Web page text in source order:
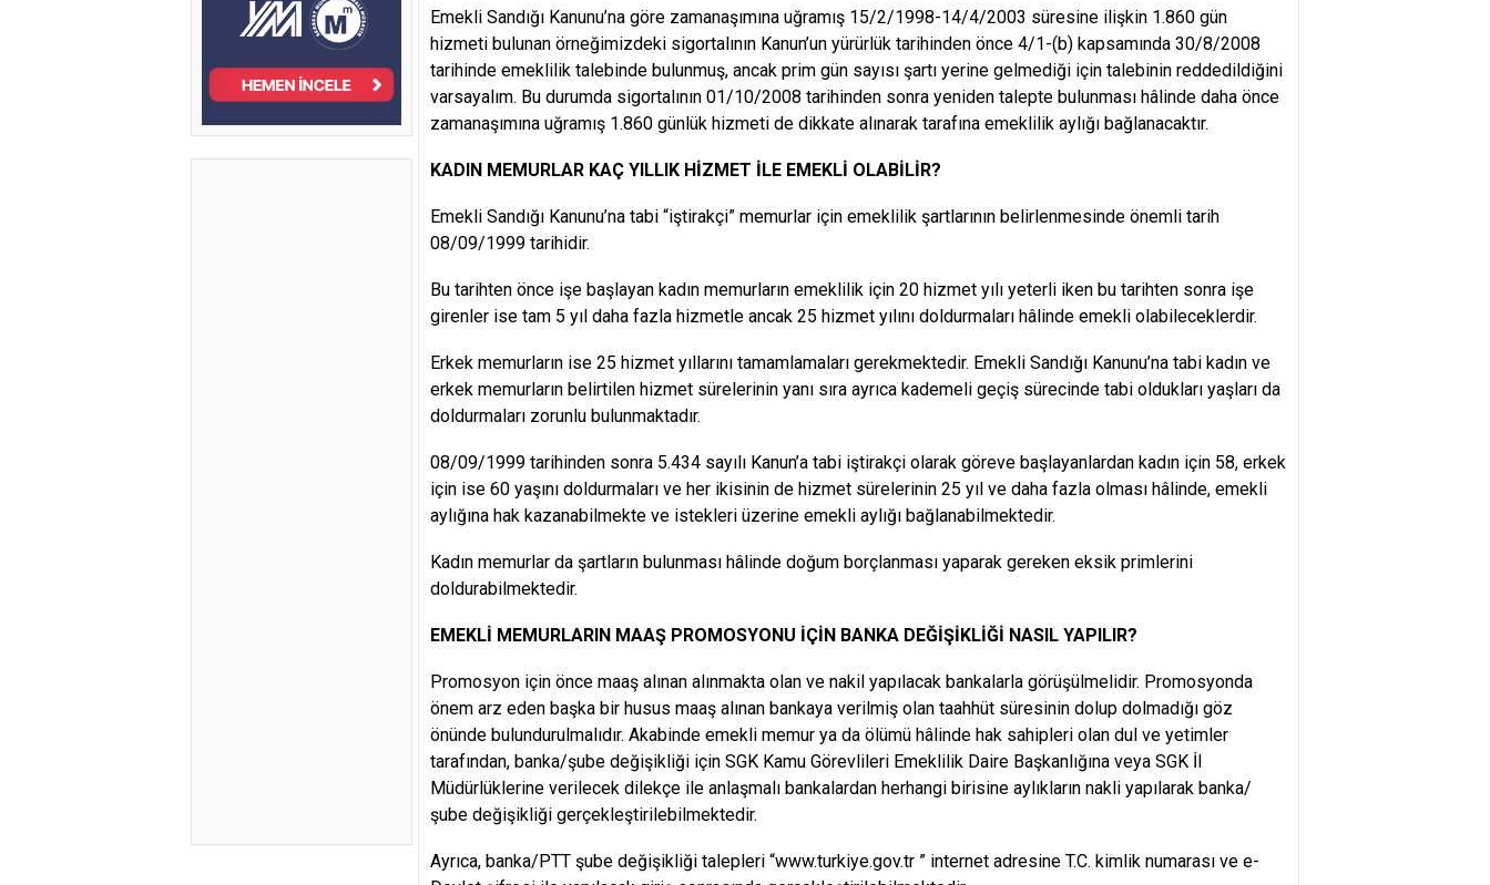
Emekli Sandığı Kanunu’na göre zamanaşımına uğramış 15/2/1998-14/4/2003 süresine ilişkin 1.860 gün
hizmeti bulunan örneğimizdeki sigortalının Kanun’un yürürlük tarihinden önce 4/1-(b) kapsamında 30/8/2008
tarihinde emeklilik talebinde bulunmuş, ancak prim gün sayısı şartı yerine gelmediği için talebinin reddedildiğini
varsayalım. Bu durumda sigortalının 01/10/2008 tarihinden sonra yeniden talepte bulunması hâlinde daha önce
zamanaşımına uğramış 1.860 günlük hizmeti de dikkate alınarak tarafına emeklilik aylığı bağlanacaktır.
KADIN MEMURLAR KAÇ YILLIK HİZMET İLE EMEKLİ OLABİLİR?
Emekli Sandığı Kanunu’na tabi “iştirakçi” memurlar için emeklilik şartlarının belirlenmesinde önemli tarih
08/09/1999 tarihidir.
Bu tarihten önce işe başlayan kadın memurların emeklilik için 20 hizmet yılı yeterli iken bu tarihten sonra işe
girenler ise tam 5 yıl daha fazla hizmetle ancak 25 hizmet yılını doldurmaları hâlinde emekli olabileceklerdir.
Erkek memurların ise 25 hizmet yıllarını tamamlamaları gerekmektedir. Emekli Sandığı Kanunu’na tabi kadın ve
erkek memurların belirtilen hizmet sürelerinin yanı sıra ayrıca kademeli geçiş sürecinde tabi oldukları yaşları da
doldurmaları zorunlu bulunmaktadır.
08/09/1999 tarihinden sonra 5.434 sayılı Kanun’a tabi iştirakçi olarak göreve başlayanlardan kadın için 58, erkek
için ise 60 yaşını doldurmaları ve her ikisinin de hizmet sürelerinin 25 yıl ve daha fazla olması hâlinde, emekli
aylığına hak kazanabilmekte ve istekleri üzerine emekli aylığı bağlanabilmektedir.
Kadın memurlar da şartların bulunması hâlinde doğum borçlanması yaparak gereken eksik primlerini
doldurabilmektedir.
EMEKLİ MEMURLARIN MAAŞ PROMOSYONU İÇİN BANKA DEĞİŞİKLİĞİ NASIL YAPILIR?
Promosyon için önce maaş alınan alınmakta olan ve nakil yapılacak bankalarla görüşülmelidir. Promosyonda
önem arz eden başka bir husus maaş alınan bankaya verilmiş olan taahhüt süresinin dolup dolmadığı göz
önünde bulundurulmalıdır. Akabinde emekli memur ya da ölümü hâlinde hak sahipleri olan dul ve yetimler
tarafından, banka/şube değişikliği için SGK Kamu Görevlileri Emeklilik Daire Başkanlığına veya SGK İl
Müdürlüklerine verilecek dilekçe ile anlaşmalı bankalardan herhangi birisine aylıkların nakli yapılarak banka/
şube değişikliği gerçekleştirilebilmektedir.
Ayrıca, banka/PTT şube değişikliği talepleri “www.turkiye.gov.tr ” internet adresine T.C. kimlik numarası ve e-